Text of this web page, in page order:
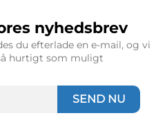
nyhedsbrev
du efterlade en e-mail, og vi
hurtigt som muligt
SEND NU